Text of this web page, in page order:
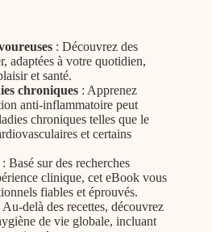
: Découvrez des
adaptées à votre quotidien,
et santé.
chroniques : Apprenez
anti-inflammatoire peut
chroniques telles que le
et certains
: Basé sur des recherches
clinique, cet eBook vous
fiables et éprouvés.
Au-delà des recettes, découvrez
de vie globale, incluant